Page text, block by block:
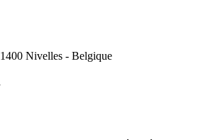
Nivelles - Belgique